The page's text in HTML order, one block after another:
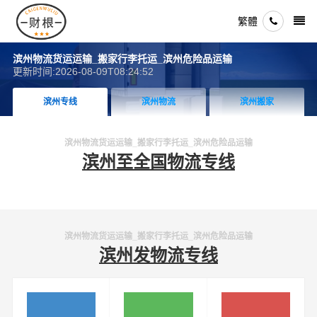
繁體
滨州物流货运运输_搬家行李托运_滨州危险品运输
更新时间:2026-08-09T08:24:52
滨州专线 滨州物流 滨州搬家
滨州物流货运运输_搬家行李托运_滨州危险品运输
滨州至全国物流专线
滨州物流货运运输_搬家行李托运_滨州危险品运输
滨州发物流专线